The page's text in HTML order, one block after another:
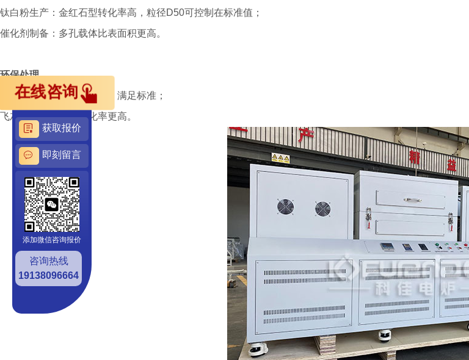
钛白粉生产：金红石型转化率高，粒径D50可控制在标准值；
催化剂制备：多孔载体比表面积更高。
环保处理
危废焚烧：热灼减率更小，满足标准；
飞灰熔融：重金属固化率更高。
在线咨询
获取报价
即刻留言
添加微信咨询报价
咨询热线
19138096664